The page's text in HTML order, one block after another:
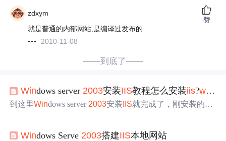
zdxym
就是普通的内部网站,是编译过发布的
2010-11-08
赞
——到底了——
Windows server 2003安装IIS教程怎么安装iis?win
到这里Windows server 2003安装 IIS就完成了，刚安装的程
中找到【应用程序服务器】双击打开，能看到【Internet信
Windows Serve 2003搭建IIS本地网站